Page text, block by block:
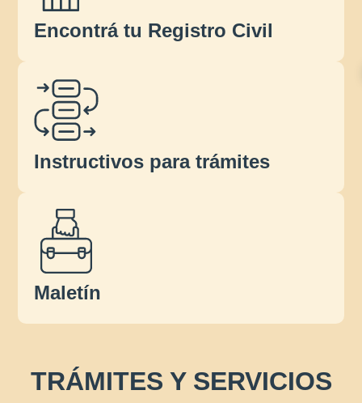
Encontrá tu Registro Civil
Instructivos para trámites
Maletín
TRÁMITES Y SERVICIOS